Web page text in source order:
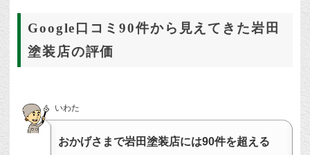
Google口コミ90件から見えてきた岩田
塗装店の評価
いわた
おかげさまで岩田塗装店には90件を超える